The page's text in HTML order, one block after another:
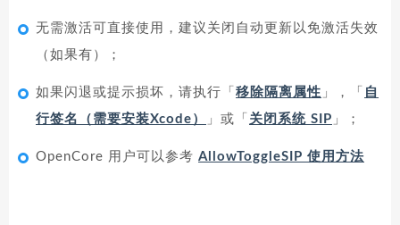
无需激活可直接使用，建议关闭自动更新以免激活失效
（如果有）；
如果闪退或提示损坏，请执行「 移除隔离属性 」，「 自
行签名（需要安装Xcode）
」或「 关闭系统 SIP 」；
OpenCore 用户可以参考 AllowToggleSIP 使用方法